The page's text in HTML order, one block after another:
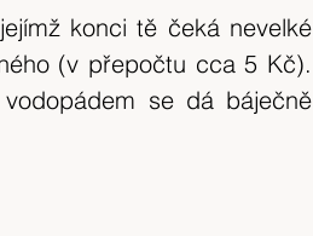
konci tě čeká nevelké
(v přepočtu cca 5 Kč).
se dá báječně